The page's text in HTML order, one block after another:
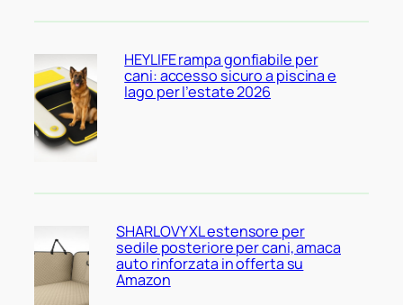
HEYLIFE rampa gonfiabile per
cani: accesso sicuro a piscina e
lago per l’estate 2026
SHARLOVY XL estensore per
sedile posteriore per cani, amaca
auto rinforzata in offerta su
Amazon